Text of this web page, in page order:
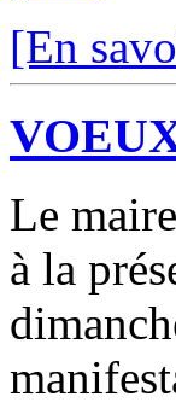
[En
Le
à la